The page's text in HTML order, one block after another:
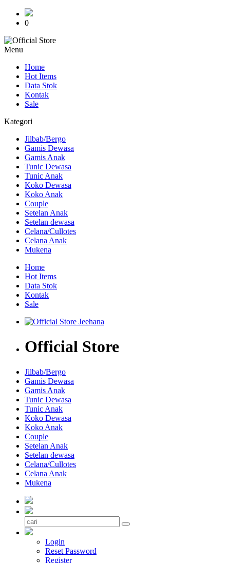
0
Menu
Home
Hot Items
Data Stok
Kontak
Sale
Kategori
Jilbab/Bergo
Gamis Dewasa
Gamis Anak
Tunic Dewasa
Tunic Anak
Koko Dewasa
Koko Anak
Couple
Setelan Anak
Setelan dewasa
Celana/Cullotes
Celana Anak
Mukena
Home
Hot Items
Data Stok
Kontak
Sale
Official Store
Jilbab/Bergo
Gamis Dewasa
Gamis Anak
Tunic Dewasa
Tunic Anak
Koko Dewasa
Koko Anak
Couple
Setelan Anak
Setelan dewasa
Celana/Cullotes
Celana Anak
Mukena
Login
Reset Password
Register